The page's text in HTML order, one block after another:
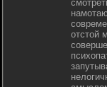
отстой